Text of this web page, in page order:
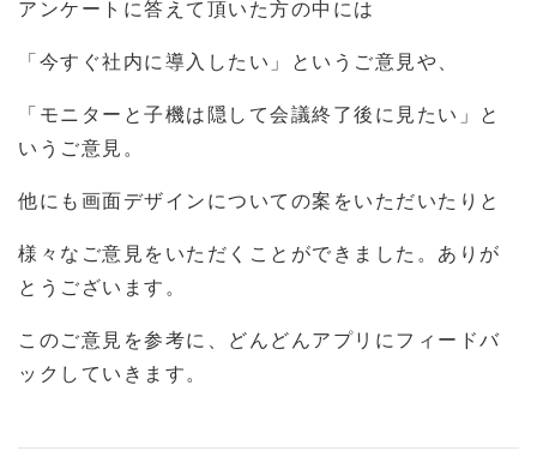
アンケートに答えて頂いた方の中には
「今すぐ社内に導入したい」というご意見や、
「モニターと子機は隠して会議終了後に見たい」と
いうご意見。
他にも画面デザインについての案をいただいたりと
様々なご意見をいただくことができました。ありが
とうございます。
このご意見を参考に、どんどんアプリにフィードバ
ックしていきます。